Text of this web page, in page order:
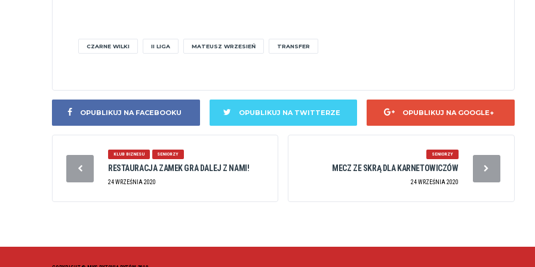
CZARNE WILKI II LIGA MATEUSZ WRZESIEŃ TRANSFER
OPUBLIKUJ NA FACEBOOKU OPUBLIKUJ NA TWITTERZE OPUBLIKUJ NA GOOGLE+
KLUB BIZNESU SENIORZY
RESTAURACJA ZAMEK GRA DALEJ Z NAMI!
24 WRZEŚNIA 2020
SENIORZY
MECZ ZE SKRĄ DLA KARNETOWICZÓW
24 WRZEŚNIA 2020